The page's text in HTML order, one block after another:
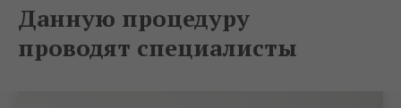
Данную процедуру
проводят специалисты